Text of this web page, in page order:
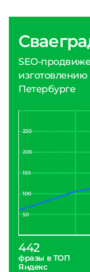
SEO-
изготовлению
Петербурге
442
фразы в ТОП
Яндекс